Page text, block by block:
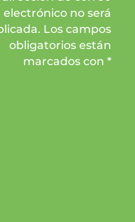
electrónico no será
Los campos
obligatorios están
marcados con *